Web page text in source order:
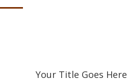
Your Title Goes Here